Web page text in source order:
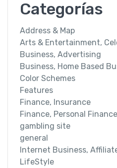
Categorías
Address & Map
Arts & Entertainment,
Business, Advertising
Business, Home Based
Color Schemes
Features
Finance, Insurance
Finance, Personal Finance
gambling site
general
Internet Business,
LifeStyle